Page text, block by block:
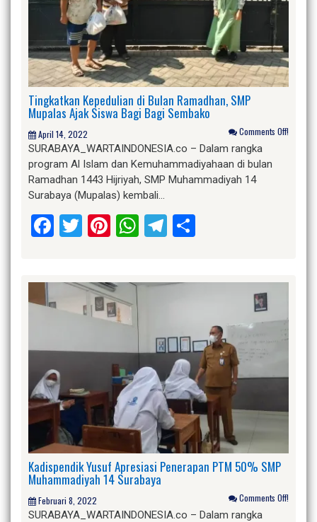
Tingkatkan Kepedulian di Bulan Ramadhan, SMP
Mupalas Ajak Siswa Bagi Bagi Sembako
April 14, 2022 Comments Off!
SURABAYA_WARTAINDONESIA.co – Dalam rangka
program Al Islam dan Kemuhammadiyahaan di bulan
Ramadhan 1443 Hijriyah, SMP Muhammadiyah 14
Surabaya (Mupalas) kembali…
Facebook
Twitter
Pinterest
WhatsApp
Telegram
Kadispendik Yusuf Apresiasi Penerapan PTM 50% SMP
Muhammadiyah 14 Surabaya
Februari 8, 2022 Comments Off!
SURABAYA_WARTAINDONESIA.co – Dalam rangka